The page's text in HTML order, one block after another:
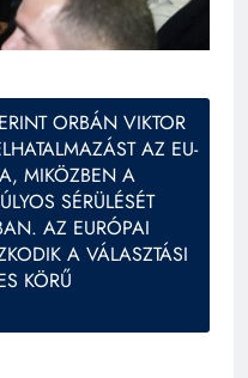
ORBÁN VIKTOR
AZ EU-
MIKÖZBEN A
SÉRÜLÉSÉT
AZ EURÓPAI
A VÁLASZTÁSI
KÖRŰ